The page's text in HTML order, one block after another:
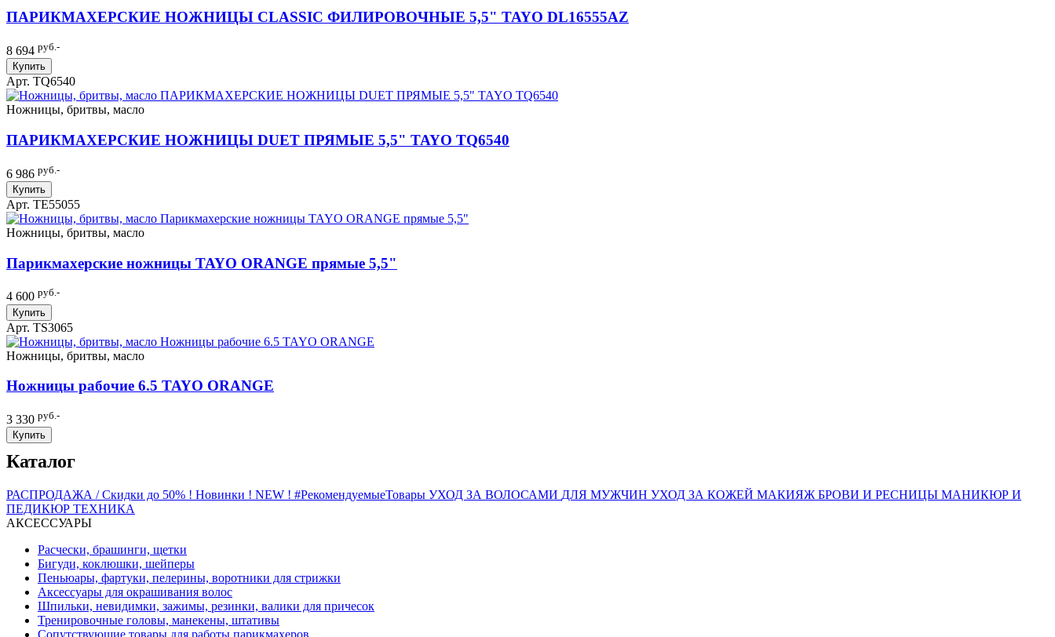
ПАРИКМАХЕРСКИЕ НОЖНИЦЫ CLASSIC ФИЛИРОВОЧНЫЕ 5,5" TAYO DL16555AZ
8 694 руб.-
Купить
Арт. TQ6540
Ножницы, бритвы, масло
ПАРИКМАХЕРСКИЕ НОЖНИЦЫ DUET ПРЯМЫЕ 5,5" TAYO TQ6540
6 986 руб.-
Купить
Арт. TE55055
Ножницы, бритвы, масло
Парикмахерские ножницы TAYO ORANGE прямые 5,5"
4 600 руб.-
Купить
Арт. TS3065
Ножницы, бритвы, масло
Ножницы рабочие 6.5 TAYO ORANGE
3 330 руб.-
Купить
Каталог
РАСПРОДАЖА / Скидки до 50% ! Новинки ! NEW ! #РекомендуемыеТовары УХОД ЗА ВОЛОСАМИ ДЛЯ МУЖЧИН УХОД ЗА КОЖЕЙ МАКИЯЖБРОВИ И РЕСНИЦЫ МАНИКЮР И
ПЕДИКЮР ТЕХНИКА
АКСЕССУАРЫ
Расчески, брашинги, щетки
Бигуди, коклюшки, шейперы
Пеньюары, фартуки, пелерины, воротники для стрижки
Аксессуары для окрашивания волос
Шпильки, невидимки, зажимы, резинки, валики для причесок
Тренировочные головы, манекены, штативы